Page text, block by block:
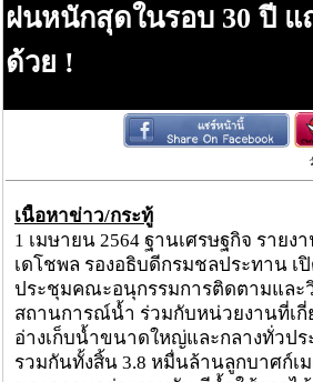
ฝนหนักสุดในรอบ 30 ปี แ
ด้วย !
เนื้อหาข่าว/กระทู้
1 เมษายน 2564 ฐานเศรษฐกิจ ราย
เดโชพล รองอธิบดีกรมชลประทาน เ
ประชุมคณะอนุกรรมการติดตามและ
สถานการณ์น้ำ ร่วมกับหน่วยงานที่เ
อ่างเก็บน้ำขนาดใหญ่และกลางทั่วป
รวมกันทั้งสิ้น 3.8 หมื่นล้านลูกบาศก์เ